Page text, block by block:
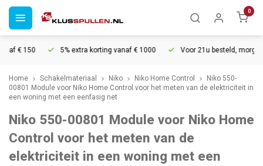
0
€ 150 5% extra korting vanaf € 1000 Voor 21u besteld, morgen in
Home Schakelmateriaal Niko Niko Home Control
Niko 550-
00801 Module voor Niko Home Control voor het meten van de elektriciteit in
een woning met een eenfasig net
Niko 550-00801 Module voor Niko Home
Control voor het meten van de
elektriciteit in een woning met een